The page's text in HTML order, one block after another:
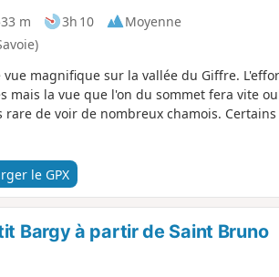
m 3h 10
Moyenne
vue magnifique sur la vallée du Giffre.
mais la vue que l'on du sommet fera vite
chamois. Certains ont trouvé la descente
le GPX
Bargy à partir de Saint Bruno